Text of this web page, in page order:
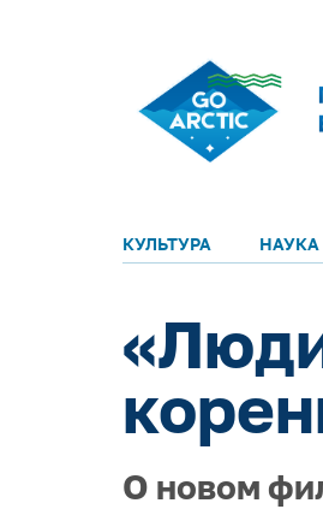
КУЛЬТУРА НАУКА
О новом